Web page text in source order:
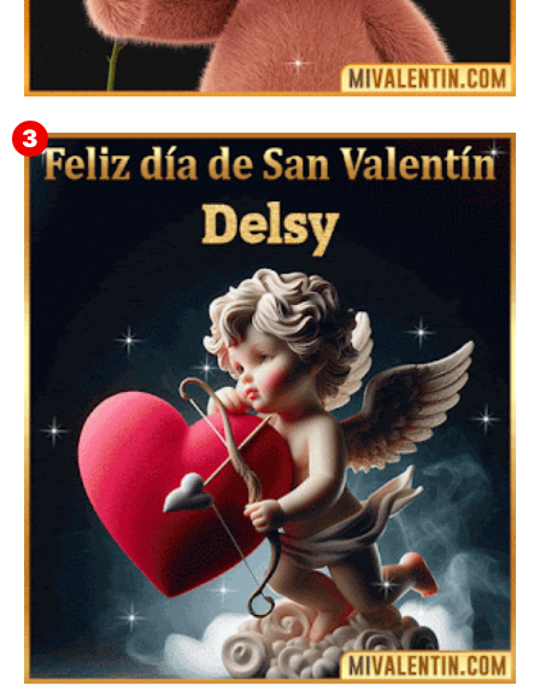
Mensajes Tarjetas y GiF de San Valentín para Amigas